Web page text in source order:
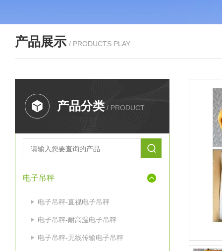
产品展示 / PRODUCTS PLAY
产品分类 / PRODUCT
电子吊秤
电子吊秤-直视电子吊秤
电子吊秤-耐高温电子吊秤
电子吊秤-无线传输电子吊秤